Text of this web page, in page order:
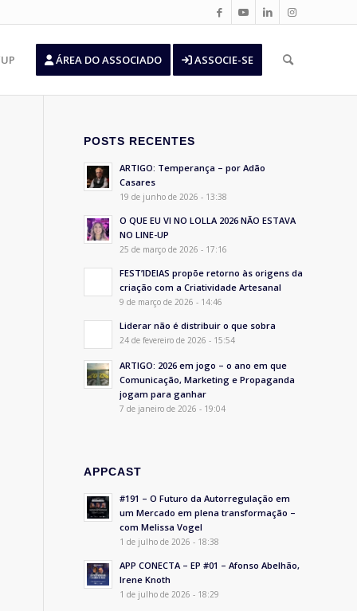
ÁREA DO ASSOCIADO ASSOCIE-SE
POSTS RECENTES
ARTIGO: Temperança – por Adão
Casares
19 de junho de 2026 - 13:38
O QUE EU VI NO LOLLA 2026 NÃO ESTAVA
NO LINE-UP
25 de março de 2026 - 17:16
FEST’IDEIAS propõe retorno às origens da
criação com a Criatividade Artesanal
9 de março de 2026 - 14:46
Liderar não é distribuir o que sobra
24 de fevereiro de 2026 - 15:54
ARTIGO: 2026 em jogo – o ano em que
Comunicação, Marketing e Propaganda
jogam para ganhar
7 de janeiro de 2026 - 19:04
APPCAST
#191 – O Futuro da Autorregulação em
um Mercado em plena transformação –
com Melissa Vogel
1 de julho de 2026 - 18:38
APP CONECTA – EP #01 – Afonso Abelhão,
Irene Knoth
1 de julho de 2026 - 18:29